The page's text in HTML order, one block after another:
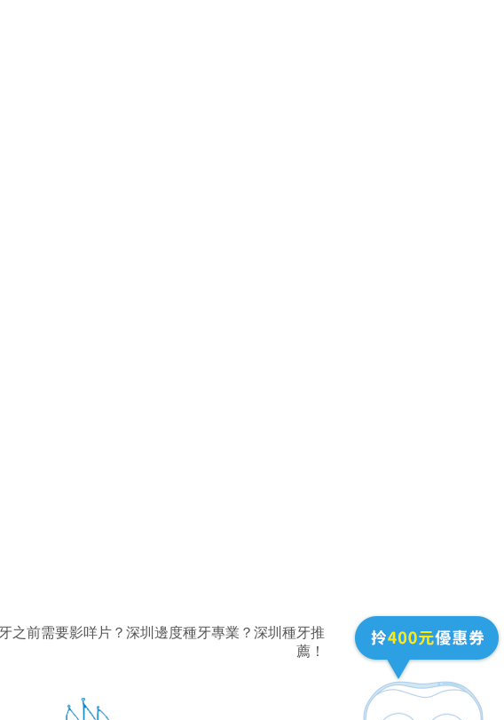
之前需要影咩片？深圳邊度種牙專業？深圳種牙推
薦！